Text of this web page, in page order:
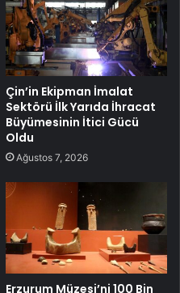
Çin’in Ekipman İmalat
Sektörü İlk Yarıda İhracat
Büyümesinin İtici Gücü
Oldu
Ağustos 7, 2026
Erzurum Müzesi’ni 100 Bin